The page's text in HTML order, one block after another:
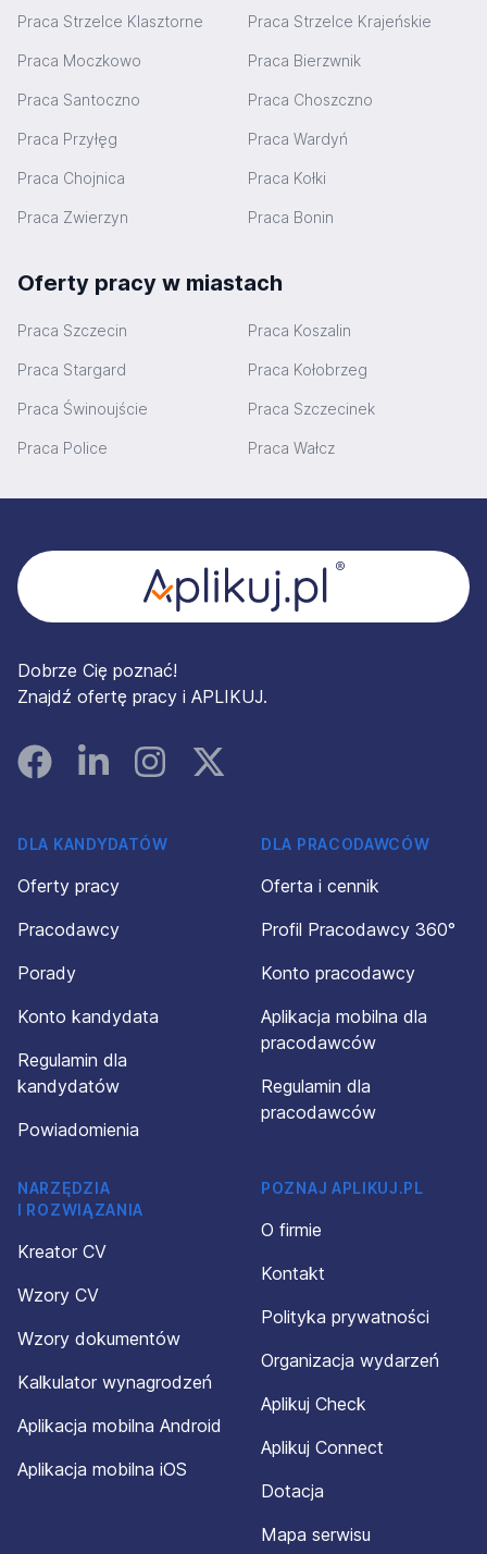
Praca Strzelce Klasztorne Praca Strzelce Krajeńskie
Praca Moczkowo Praca Bierzwnik
Praca Santoczno Praca Choszczno
Praca Przyłęg Praca Wardyń
Praca Chojnica Praca Kołki
Praca Zwierzyn Praca Bonin
Oferty pracy w miastach
Praca Szczecin Praca Koszalin
Praca Stargard Praca Kołobrzeg
Praca Świnoujście Praca Szczecinek
Praca Police Praca Wałcz
Dobrze Cię poznać!
Znajdź ofertę pracy i APLIKUJ.
FacebookLinked InInstagramInstagram
DLA KANDYDATÓW
Oferty pracy
Pracodawcy
Porady
Konto kandydata
Regulamin dla
kandydatów
Powiadomienia
DLA PRACODAWCÓW
Oferta i cennik
Profil Pracodawcy 360°
Konto pracodawcy
Aplikacja mobilna dla
pracodawców
Regulamin dla
pracodawców
NARZĘDZIA
I ROZWIĄZANIA
Kreator CV
Wzory CV
Wzory dokumentów
Kalkulator wynagrodzeń
Aplikacja mobilna Android
Aplikacja mobilna iOS
POZNAJ APLIKUJ.PL
O firmie
Kontakt
Polityka prywatności
Organizacja wydarzeń
Aplikuj Check
Aplikuj Connect
Dotacja
Mapa serwisu